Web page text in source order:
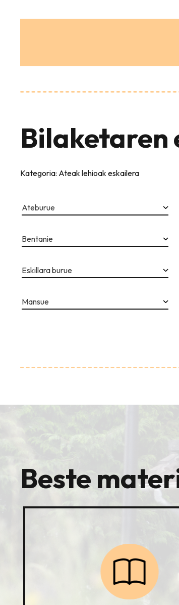
Bilaketaren
Kategoria: Ateak lehioak eskailera
Ateburue
Bentanie
Eskillara burue
Mansue
Beste